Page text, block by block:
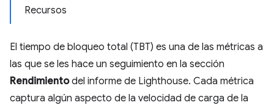
Recursos
El tiempo de bloqueo total (TBT) es una de las métricas a
las que se les hace un seguimiento en la sección
Rendimientodel informe de Lighthouse. Cada métrica
captura algún aspecto de la velocidad de carga de la